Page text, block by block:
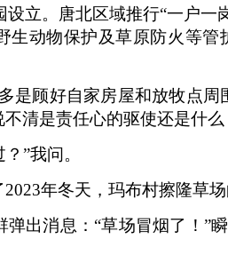
设立。唐北区域推行“一户
生动物保护及草原防火等
是顾好自家房屋和放牧点
清是责任心的驱使还是什
”我问。
年冬天，玛布村擦隆草场
弹出消息：“草场冒烟了！”